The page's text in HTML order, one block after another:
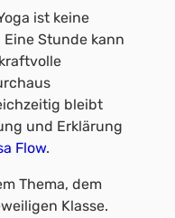
ist keine
Stunde kann
bleibt
und Erklärung
Flow.
Thema, dem
Klasse.